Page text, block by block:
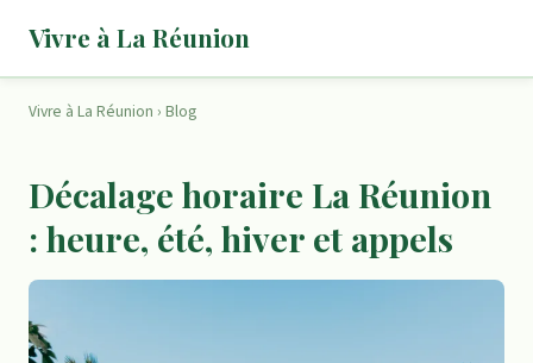
Vivre à La Réunion
Vivre à La Réunion › Blog
Décalage horaire La Réunion
: heure, été, hiver et appels